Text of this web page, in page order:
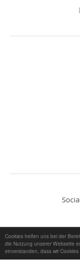
Cookies helfen uns bei der
die Nutzung unserer Webseite
einverstanden, dass wir Cookies